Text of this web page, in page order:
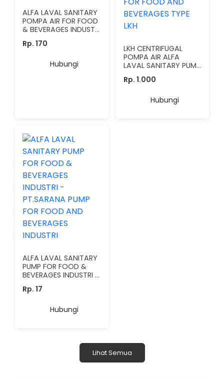
ALFA LAVAL SANITARY
POMPA AIR FOR FOOD
& BEVERAGES INDUSTRI
FOR FOOD
Rp. 170
Hubungi
LKH CENTRIFUGAL
POMPA AIR ALFA
LAVAL SANITARY PUMP
BEVERAGES INDUSTRI -
FOOD AND BEVERAGES
Rp. 1.000
Hubungi
ALFA LAVAL SANITARY
PUMP FOR FOOD &
BEVERAGES INDUSTRI -
FOOD AND BEVERAGES
Rp. 17
Hubungi
Lihat Semua